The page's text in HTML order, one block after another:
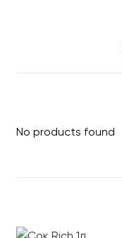
No products found